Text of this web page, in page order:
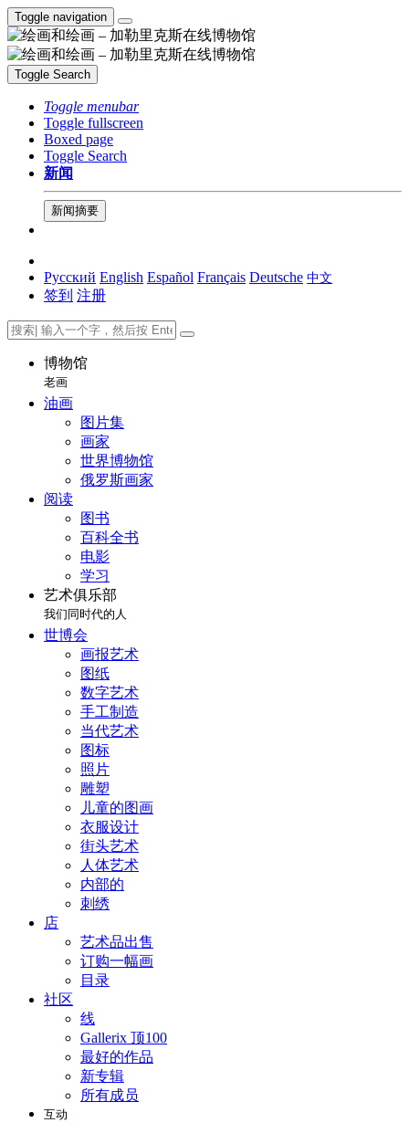
Toggle navigation
Toggle Search
Toggle menubar
Toggle fullscreen
Boxed page
Toggle Search
新闻
新闻摘要
Русский English Español Français Deutsche 中文
签到 注册
博物馆
老画
油画
图片集
画家
世界博物馆
俄罗斯画家
阅读
图书
百科全书
电影
学习
艺术俱乐部
我们同时代的人
世博会
画报艺术
图纸
数字艺术
手工制造
当代艺术
图标
照片
雕塑
儿童的图画
衣服设计
街头艺术
人体艺术
内部的
刺绣
店
艺术品出售
订购一幅画
目录
社区
线
Gallerix 顶100
最好的作品
新专辑
所有成员
互动